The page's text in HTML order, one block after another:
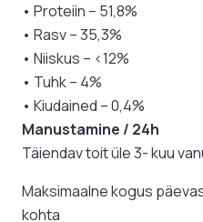
• Proteiin – 51,8%
• Rasv – 35,3%
• Niiskus – <12%
• Tuhk – 4%
• Kiudained – 0,4%
Manustamine / 24h
Täiendav toit üle 3- kuu
Maksimaalne kogus
kohta